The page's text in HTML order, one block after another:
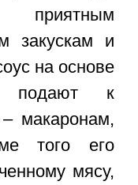
приятным
закускам и
на основе
подают к
макаронам,
того его
мясу,